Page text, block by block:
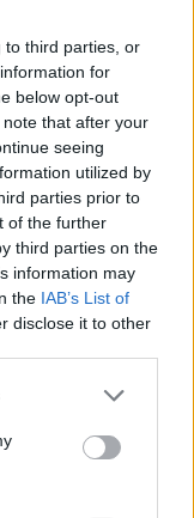
to third parties, or
for
below opt-out
that after your
seeing
utilized by
parties prior to
of the further
third parties on the
information may
the IAB’s List of
disclose it to other
or more Google
You may click to
party tags to
in below Google
nazionali?
mese
nella
o